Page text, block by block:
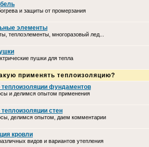
и защиты от промерзания
элементы
теплоэлементы, многоразовый лед...
пушки для тепла
применять теплоизоляцию?
фундаментов
и делимся опытом применения
стен
делимся опытом, даем комментарии
кровли
видов и вариантов утепления